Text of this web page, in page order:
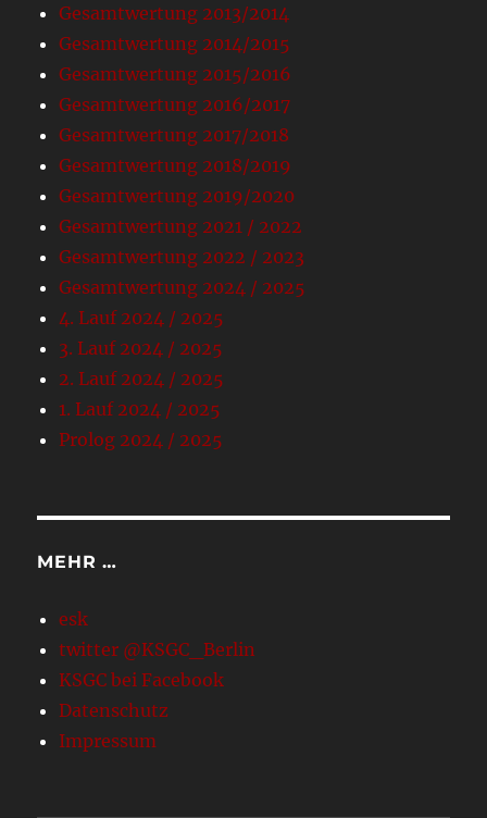
Gesamtwertung 2013/2014
Gesamtwertung 2014/2015
Gesamtwertung 2015/2016
Gesamtwertung 2016/2017
Gesamtwertung 2017/2018
Gesamtwertung 2018/2019
Gesamtwertung 2019/2020
Gesamtwertung 2021 / 2022
Gesamtwertung 2022 / 2023
Gesamtwertung 2024 / 2025
4. Lauf 2024 / 2025
3. Lauf 2024 / 2025
2. Lauf 2024 / 2025
1. Lauf 2024 / 2025
Prolog 2024 / 2025
MEHR …
esk
twitter @KSGC_Berlin
KSGC bei Facebook
Datenschutz
Impressum